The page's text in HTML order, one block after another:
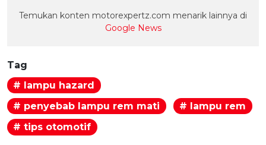
Temukan konten motorexpertz.com menarik lainnya di
Google News
Tag
# lampu hazard
# penyebab lampu rem mati
# lampu rem
# tips otomotif